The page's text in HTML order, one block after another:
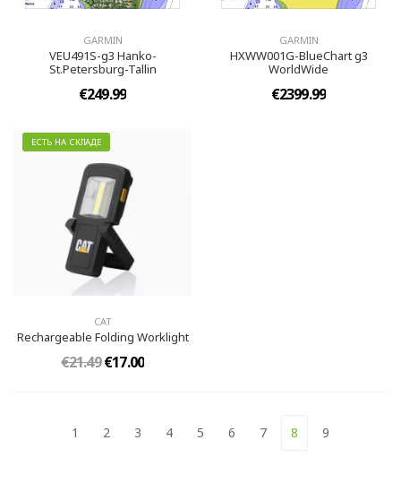
GARMIN
VEU491S-g3 Hanko-
St.Petersburg-Tallin
€249.99
GARMIN
HXWW001G-BlueChart g3
WorldWide
€2399.99
ЕСТЬ НА СКЛАДЕ
CAT
Rechargeable Folding Worklight
€21.49€17.00
1 2 3 4 5 6 7 8 9